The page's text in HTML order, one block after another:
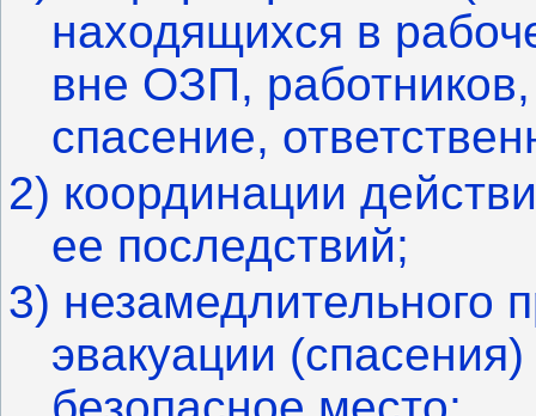
находящихся в
вне ОЗП,
спасение,
2) координации
ее последствий;
3) незамедлительного
эвакуации